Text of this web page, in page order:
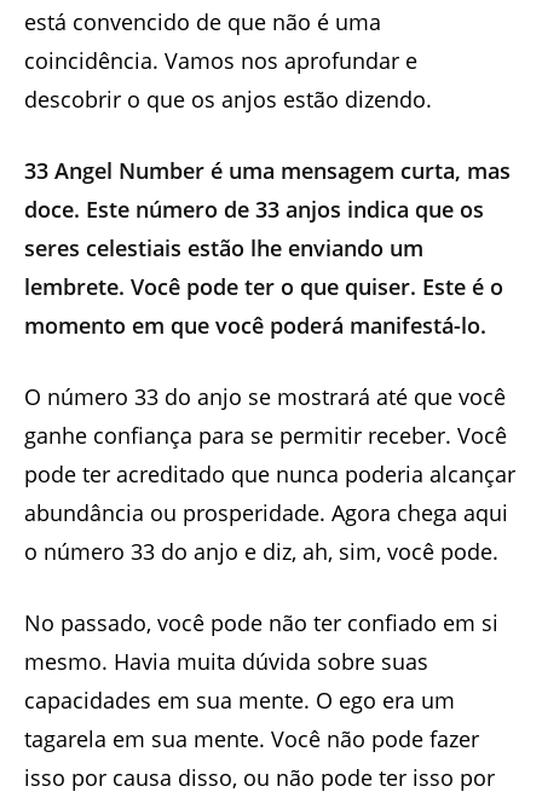
está convencido de que não é uma
coincidência. Vamos nos aprofundar e
descobrir o que os anjos estão dizendo.
33 Angel Number é uma mensagem curta, mas
doce. Este número de 33 anjos indica que os
seres celestiais estão lhe enviando um
lembrete. Você pode ter o que quiser. Este é o
momento em que você poderá manifestá-lo.
O número 33 do anjo se mostrará até que você
ganhe confiança para se permitir receber. Você
pode ter acreditado que nunca poderia alcançar
abundância ou prosperidade. Agora chega aqui
o número 33 do anjo e diz, ah, sim, você pode.
No passado, você pode não ter confiado em si
mesmo. Havia muita dúvida sobre suas
capacidades em sua mente. O ego era um
tagarela em sua mente. Você não pode fazer
isso por causa disso, ou não pode ter isso por